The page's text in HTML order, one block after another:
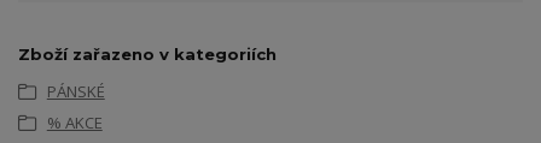
Zboží zařazeno v kategoriích
PÁNSKÉ
% AKCE